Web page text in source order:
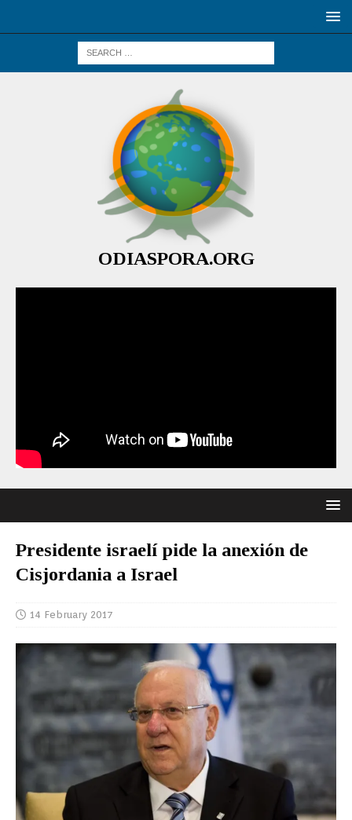
ODIASPORA.ORG
Presidente israelí pide la anexión de
Cisjordania a Israel
14 February 2017